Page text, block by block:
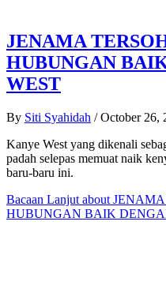
JENAMA
HUBUNGAN
WEST
By Siti Syahidah / October 26,
Kanye West yang dikenali
padah selepas memuat naik
baru-baru ini.
Bacaan Lanjut about
HUBUNGAN BAIK